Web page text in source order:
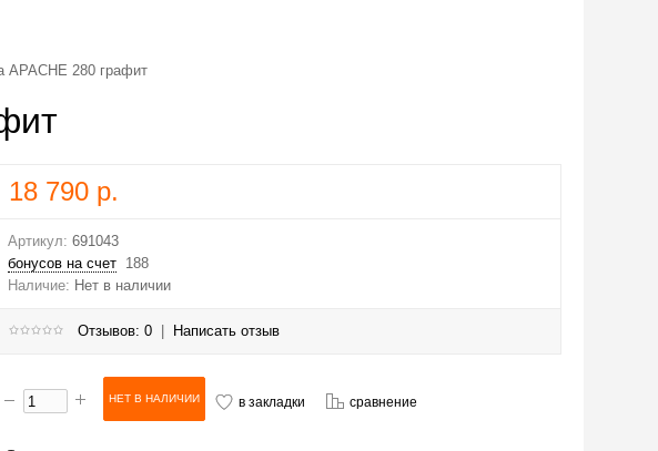
APACHE 280 графит
18 790 р.
Артикул: 691043
бонусов на счет 188
Наличие: Нет в наличии
Отзывов: 0 Написать отзыв
в закладки сравнение